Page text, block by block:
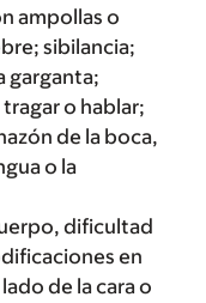
ampollas o
sibilancia;
garganta;
o hablar;
de la boca,
o la
dificultad
en
de la cara o